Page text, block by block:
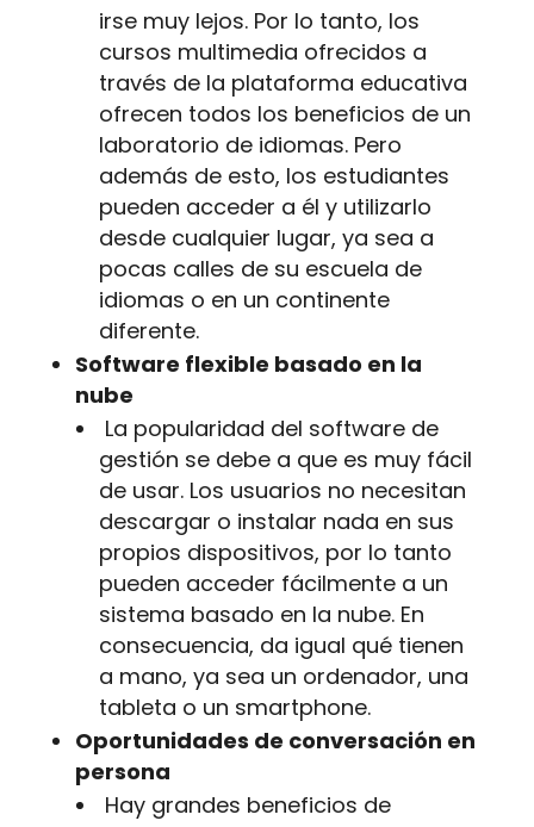
irse muy lejos. Por lo tanto, los
cursos multimedia ofrecidos a
través de la plataforma educativa
ofrecen todos los beneficios de un
laboratorio de idiomas. Pero
además de esto, los estudiantes
pueden acceder a él y utilizarlo
desde cualquier lugar, ya sea a
pocas calles de su escuela de
idiomas o en un continente
diferente.
Software flexible basado en la
nube
La popularidad del software de
gestión se debe a que es muy fácil
de usar. Los usuarios no necesitan
descargar o instalar nada en sus
propios dispositivos, por lo tanto
pueden acceder fácilmente a un
sistema basado en la nube. En
consecuencia, da igual qué tienen
a mano, ya sea un ordenador, una
tableta o un smartphone.
Oportunidades de conversación en
persona
Hay grandes beneficios de